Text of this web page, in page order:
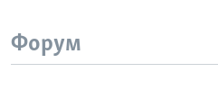
Форум